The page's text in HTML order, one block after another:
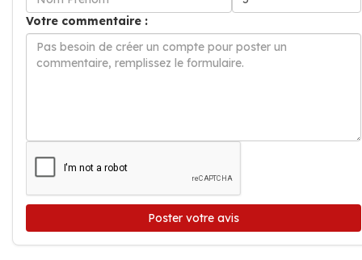
Votre commentaire :
Poster votre avis